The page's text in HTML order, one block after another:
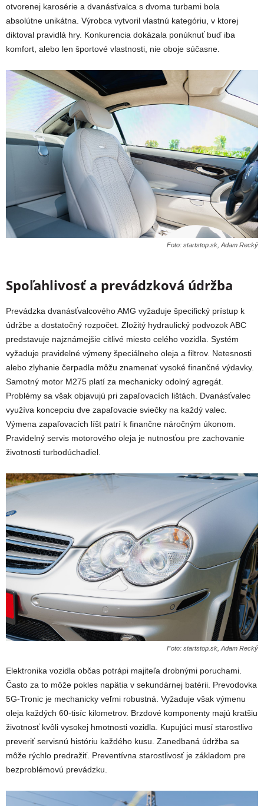
otvorenej karosérie a dvanásťvalca s dvoma turbami bola
absolútne unikátna. Výrobca vytvoril vlastnú kategóriu, v ktorej
diktoval pravidlá hry. Konkurencia dokázala ponúknuť buď iba
komfort, alebo len športové vlastnosti, nie oboje súčasne.
Foto: startstop.sk, Adam Recký
Spoľahlivosť a prevádzková údržba
Prevádzka dvanásťvalcového AMG vyžaduje špecifický prístup k
údržbe a dostatočný rozpočet. Zložitý hydraulický podvozok ABC
predstavuje najznámejšie citlivé miesto celého vozidla. Systém
vyžaduje pravidelné výmeny špeciálneho oleja a filtrov. Netesnosti
alebo zlyhanie čerpadla môžu znamenať vysoké finančné výdavky.
Samotný motor M275 platí za mechanicky odolný agregát.
Problémy sa však objavujú pri zapaľovacích lištách. Dvanásťvalec
využíva koncepciu dve zapaľovacie sviečky na každý valec.
Výmena zapaľovacích líšt patrí k finančne náročným úkonom.
Pravidelný servis motorového oleja je nutnosťou pre zachovanie
životnosti turbodúchadiel.
Foto: startstop.sk, Adam Recký
Elektronika vozidla občas potrápi majiteľa drobnými poruchami.
Často za to môže pokles napätia v sekundárnej batérii. Prevodovka
5G-Tronic je mechanicky veľmi robustná. Vyžaduje však výmenu
oleja každých 60-tisíc kilometrov. Brzdové komponenty majú kratšiu
životnosť kvôli vysokej hmotnosti vozidla. Kupujúci musí starostlivo
preveriť servisnú históriu každého kusu. Zanedbaná údržba sa
môže rýchlo predražiť. Preventívna starostlivosť je základom pre
bezproblémovú prevádzku.